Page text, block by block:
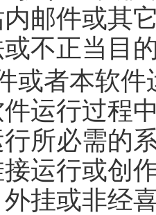
邮件或其
不正当目
或者本软
运行过程
所必需的
运行或创
挂或非经